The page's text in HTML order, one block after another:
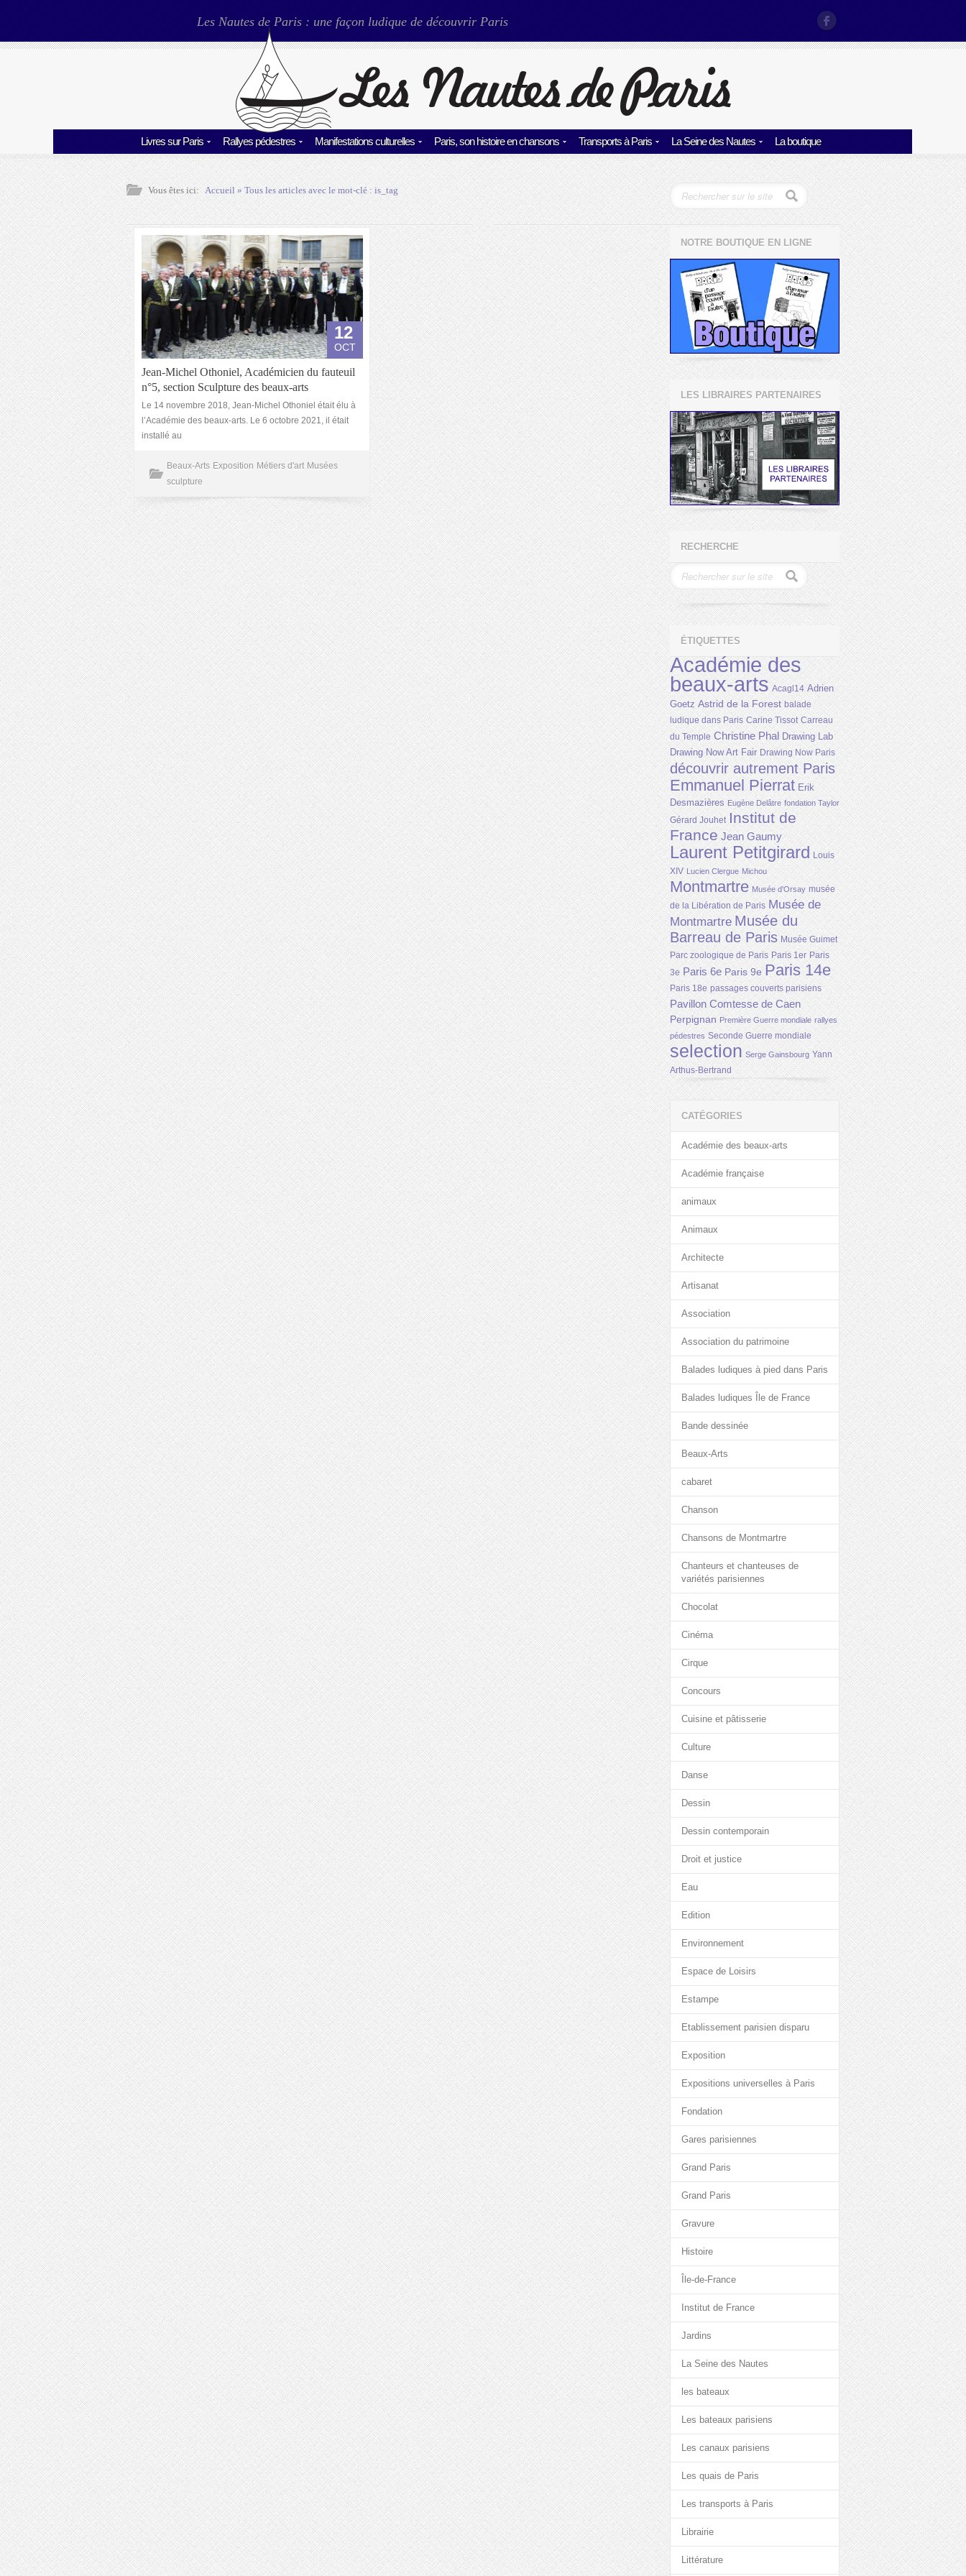
Les Nautes de Paris : une façon ludique de découvrir Paris
Livres sur Paris Rallyes pédestres Manifestations culturelles Paris, son histoire en chansons Transports à Paris La Seine des Nautes La boutique
Vous êtes ici: Accueil» Tous les articles avec le mot-clé :is_tag
12
OCT
Jean-Michel Othoniel, Académicien du fauteuil
n°5, section Sculpture des beaux-arts
Le 14 novembre 2018, Jean-Michel Othoniel était élu à
l’Académie des beaux-arts. Le 6 octobre 2021, il était
installé au
Beaux-Arts Exposition Métiers d'art Musées
sculpture
NOTRE BOUTIQUE EN LIGNE
LES LIBRAIRES PARTENAIRES
RECHERCHE
ÉTIQUETTES
Académie des
beaux-arts Acagl14 Adrien
Goetz Astrid de la Forest balade
ludique dans Paris Carine Tissot Carreau
du Temple Christine Phal Drawing Lab
Drawing Now Art Fair Drawing Now Paris
découvrir autrement Paris
Emmanuel Pierrat Erik
Desmazières Eugène Delâtre fondation Taylor
Gérard Jouhet Institut de
France Jean Gaumy
Laurent Petitgirard Louis
XIV Lucien Clergue Michou
Montmartre Musée d'Orsay musée
de la Libération de Paris Musée de
Montmartre Musée du
Barreau de Paris Musée Guimet
Parc zoologique de Paris Paris 1er Paris
3e Paris 6e Paris 9e Paris 14e
Paris 18e passages couverts parisiens
Pavillon Comtesse de Caen
Perpignan Première Guerre mondiale rallyes
pédestres Seconde Guerre mondiale
selection Serge Gainsbourg Yann
Arthus-Bertrand
CATÉGORIES
Académie des beaux-arts
Académie française
animaux
Animaux
Architecte
Artisanat
Association
Association du patrimoine
Balades ludiques à pied dans Paris
Balades ludiques Île de France
Bande dessinée
Beaux-Arts
cabaret
Chanson
Chansons de Montmartre
Chanteurs et chanteuses de
variétés parisiennes
Chocolat
Cinéma
Cirque
Concours
Cuisine et pâtisserie
Culture
Danse
Dessin
Dessin contemporain
Droit et justice
Eau
Edition
Environnement
Espace de Loisirs
Estampe
Etablissement parisien disparu
Exposition
Expositions universelles à Paris
Fondation
Gares parisiennes
Grand Paris
Grand Paris
Gravure
Histoire
Île-de-France
Institut de France
Jardins
La Seine des Nautes
les bateaux
Les bateaux parisiens
Les canaux parisiens
Les quais de Paris
Les transports à Paris
Librairie
Littérature